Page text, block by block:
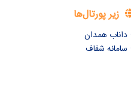
زیر پورتال‌ها
داناب همدان
سامانه شفاف